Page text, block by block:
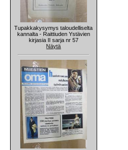
Tupakkakysymys taloudelliselta
kannalta - Raittiuden Ystävien
kirjasia II sarja nr 57
Näytä